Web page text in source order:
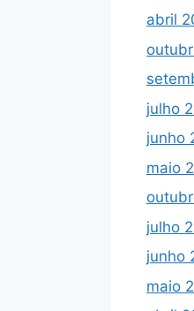
abril
julho
junho
maio
julho
junho
maio